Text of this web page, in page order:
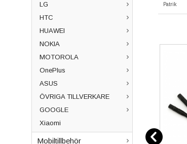
LG
HTC
HUAWEI
NOKIA
MOTOROLA
OnePlus
ASUS
ÖVRIGA TILLVERKARE
GOOGLE
Xiaomi
Mobiltillbehör
Patrik